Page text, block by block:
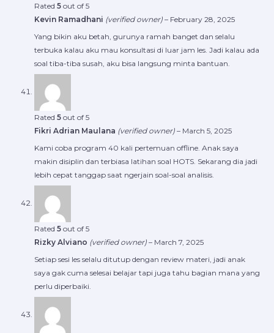
Rated 5 out of 5
Kevin Ramadhani (verified owner) – February 28, 2025
Yang bikin aku betah, gurunya ramah banget dan selalu
terbuka kalau aku mau konsultasi di luar jam les. Jadi kalau ada
soal tiba-tiba susah, aku bisa langsung minta bantuan.
Rated 5 out of 5
Fikri Adrian Maulana (verified owner) – March 5, 2025
Kami coba program 40 kali pertemuan offline. Anak saya
makin disiplin dan terbiasa latihan soal HOTS. Sekarang dia jadi
lebih cepat tanggap saat ngerjain soal-soal analisis.
Rated 5 out of 5
Rizky Alviano (verified owner) – March 7, 2025
Setiap sesi les selalu ditutup dengan review materi, jadi anak
saya gak cuma selesai belajar tapi juga tahu bagian mana yang
perlu diperbaiki.